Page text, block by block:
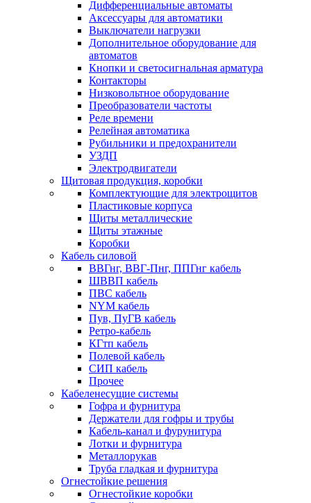
Дифференциальные автоматы
Аксессуары для автоматики
Выключатели нагрузки
Дополнительное оборудование для
автоматов
Кнопки и светосигнальная арматура
Контакторы
Низковольтное оборудование
Преобразователи частоты
Реле времени
Релейная автоматика
Рубильники и предохранители
УЗДП
Электродвигатели
Щитовая продукция, коробки
Комплектующие для электрощитов
Пластиковые корпуса
Щиты металлические
Щиты этажные
Коробки
Кабель силовой
ВВГнг, ВВГ-Пнг, ППГнг кабель
ШВВП кабель
ПВС кабель
NYM кабель
Пув, ПуГВ кабель
Ретро-кабель
КГтп кабель
Полевой кабель
СИП кабель
Прочее
Кабеленесущие системы
Гофра и фурнитура
Держатели для гофры и трубы
Кабель-канал и фурунитура
Лотки и фурнитура
Металлорукав
Труба гладкая и фурнитура
Огнестойкие решения
Огнестойкие коробки